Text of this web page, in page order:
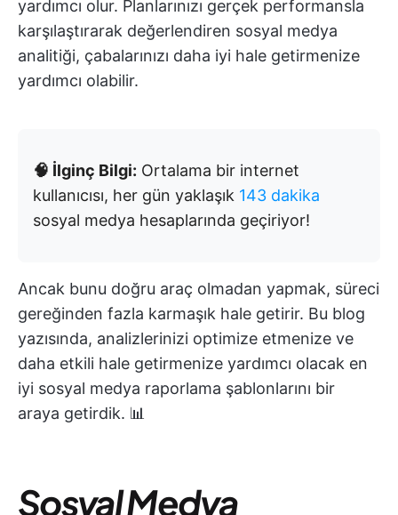
yardımcı olur. Planlarınızı gerçek performansla
karşılaştırarak değerlendiren sosyal medya
analitiği, çabalarınızı daha iyi hale getirmenize
yardımcı olabilir.
🧠 İlginç Bilgi: Ortalama bir internet
kullanıcısı, her gün yaklaşık 143 dakika
sosyal medya hesaplarında geçiriyor!
Ancak bunu doğru araç olmadan yapmak, süreci
gereğinden fazla karmaşık hale getirir. Bu blog
yazısında, analizlerinizi optimize etmenize ve
daha etkili hale getirmenize yardımcı olacak en
iyi sosyal medya raporlama şablonlarını bir
araya getirdik. 📊
Sosyal Medya